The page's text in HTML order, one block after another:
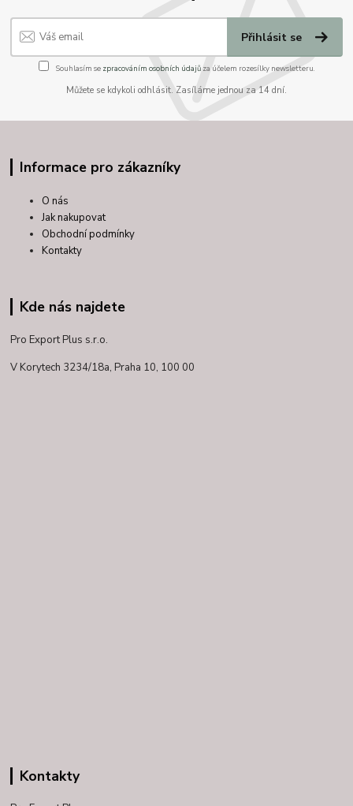
Přihlásit se
Souhlasím se zpracováním osobních údajůza účelem rozesílky newsletteru.
Můžete se kdykoli odhlásit. Zasíláme jednou za 14 dní.
Informace pro zákazníky
O nás
Jak nakupovat
Obchodní podmínky
Kontakty
Kde nás najdete
Pro Export Plus s.r.o.
V Korytech 3234/18a, Praha 10, 100 00
Kontakty